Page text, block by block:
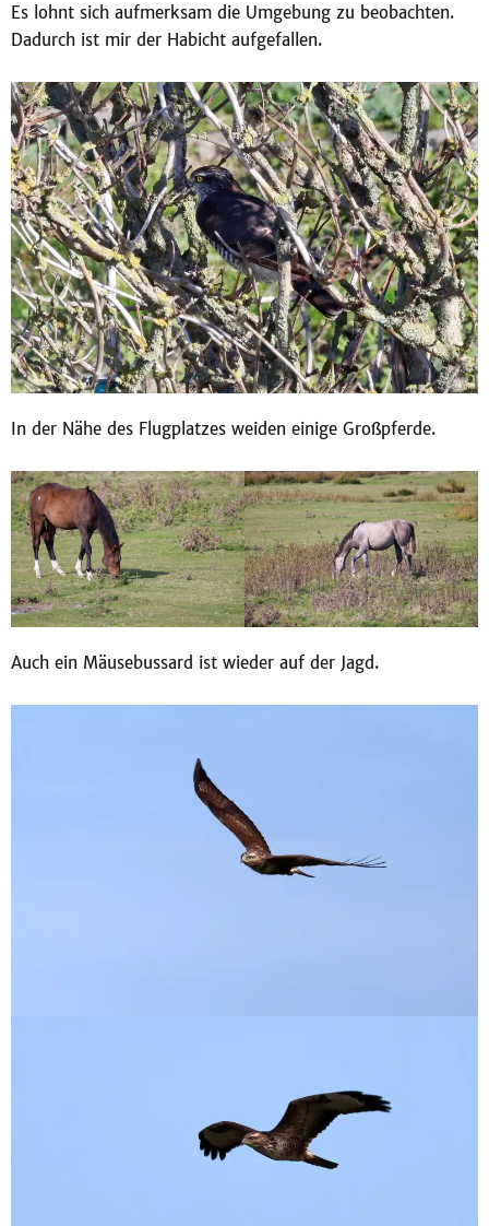
Es lohnt sich aufmerksam die Umgebung zu beobachten.
Dadurch ist mir der Habicht aufgefallen.
In der Nähe des Flugplatzes weiden einige Großpferde.
Auch ein Mäusebussard ist wieder auf der Jagd.